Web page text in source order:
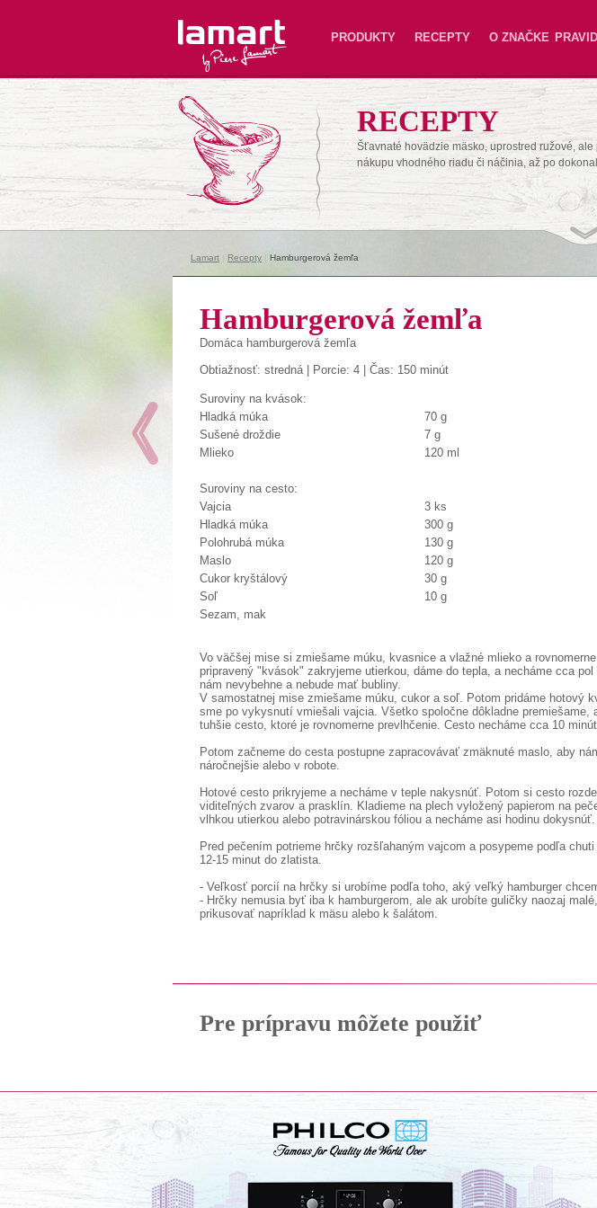
Lamart PRODUKTY RECEPTY O ZNAČKE
RECEPTY
Šťavnaté hovädzie mäsko, uprostred ružové,
nákupu vhodného riadu či náčinia, až po
Lamart Recepty Hamburgerová žemľa
Hamburgerová žemľa
Domáca hamburgerová žemľa
Obtiažnosť: stredná | Porcie: 4 | Čas: 150 minút
Suroviny na kvások:
Hladká múka
70 g
Sušené droždie
7 g
Mlieko
120 ml
Suroviny na cesto:
Vajcia
3 ks
Hladká múka
300 g
Polohrubá múka
130 g
Maslo
120 g
Cukor kryštálový
30 g
Soľ
10 g
Sezam, mak
Vo väčšej mise si zmiešame múku, kvasnice a vlažné mlieko a
pripravený "kvások" zakryjeme utierkou, dáme do tepla, a necháme cca
nám nevybehne a nebude mať bubliny.
V samostatnej mise zmiešame múku, cukor a soľ. Potom pridáme hotový
sme po vykysnutí vmiešali vajcia. Všetko spoločne dôkladne premiešame,
tuhšie cesto, ktoré je rovnomerne prevlhčenie. Cesto necháme cca 10
Potom začneme do cesta postupne zapracovávať zmäknuté maslo, aby
náročnejšie alebo v robote.
Hotové cesto prikryjeme a necháme v teple nakysnúť. Potom si cesto
viditeľných zvarov a prasklín. Kladieme na plech vyložený papierom na
vlhkou utierkou alebo potravinárskou fóliou a necháme asi hodinu dokysnúť.
Pred pečením potrieme hrčky rozšľahaným vajcom a posypeme podľa
12-15 minut do zlatista.
- Veľkosť porcií na hrčky si urobíme podľa toho, aký veľký hamburger
- Hrčky nemusia byť iba k hamburgerom, ale ak urobíte guličky naozaj
prikusovať napríklad k mäsu alebo k šalátom.
Pre prípravu môžete použiť